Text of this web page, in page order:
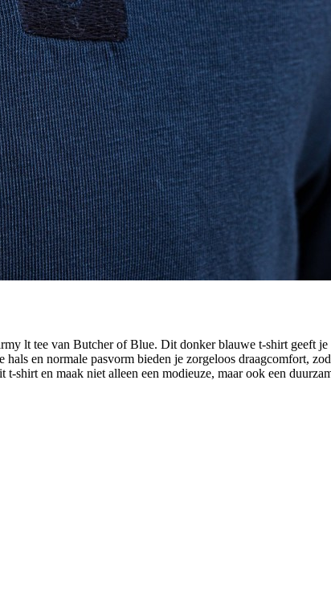
lt tee van Butcher of Blue. Dit donker blauwe t-shirt geeft
hals en normale pasvorm bieden je zorgeloos draagcomfort,
en maak niet alleen een modieuze, maar ook een